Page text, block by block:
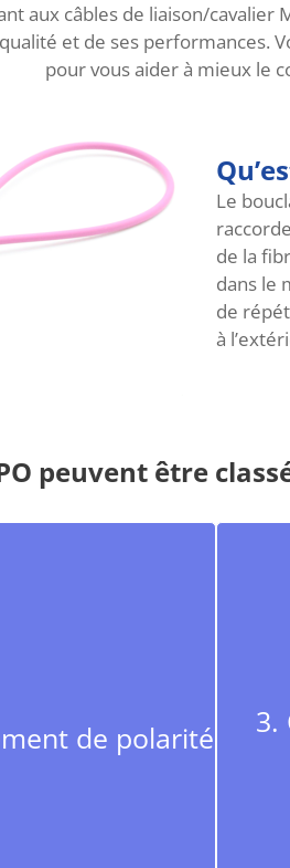
aux câbles de liaison/cavalier
et de ses performances.
pour vous aider à mieux le
Le
de la
dans le
de
à
peuvent être
de polarité
3.